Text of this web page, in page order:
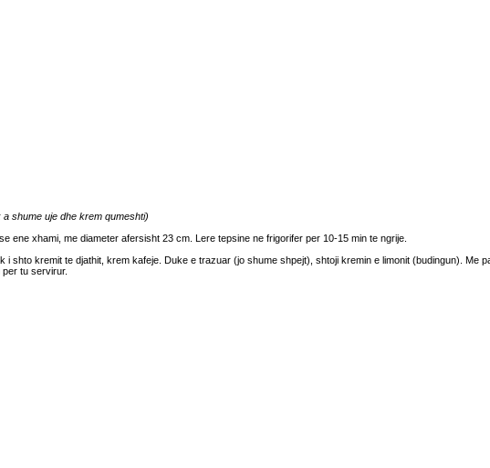
shume uje dhe krem qumeshti)
ene xhami, me diameter afersisht 23 cm. Lere tepsine ne frigorifer per 10-15 min te ngrije.
shto kremit te djathit, krem kafeje. Duke e trazuar (jo shume shpejt), shtoji kremin e limonit (budingun). Me
tu servirur.